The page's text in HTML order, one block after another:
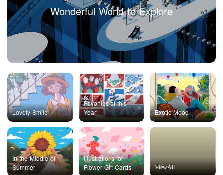
Wonderful World to Explore
Lovely Smile
Favorites of this
Year
Exotic Mood
In the Middle of
Summer
Illustrations for
Flower Gift Cards
ViewAll